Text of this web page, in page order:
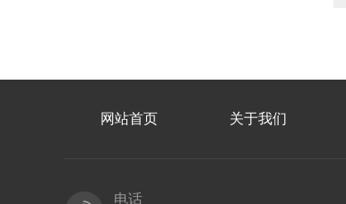
网站首页 关于我们
电话